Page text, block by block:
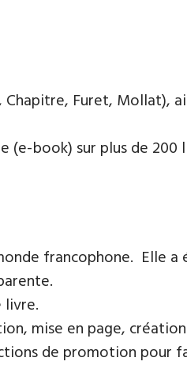
Furet, Mollat),
book) sur plus de 200
francophone. Elle
livre.
mise en page,
de promotion